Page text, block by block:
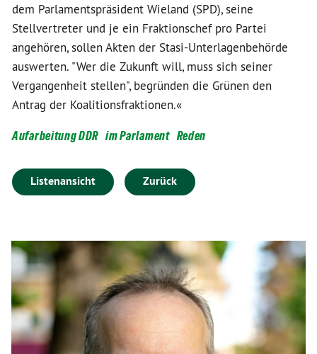
dem Parlamentspräsident Wieland (SPD), seine
Stellvertreter und je ein Fraktionschef pro Partei
angehören, sollen Akten der Stasi-Unterlagenbehörde
auswerten. "Wer die Zukunft will, muss sich seiner
Vergangenheit stellen", begründen die Grünen den
Antrag der Koalitionsfraktionen.«
Aufarbeitung DDR im Parlament Reden
Listenansicht Zurück